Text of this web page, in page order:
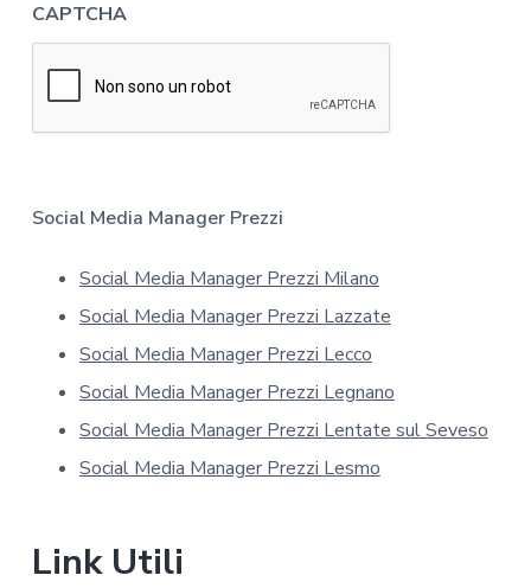
f
o
t
a
c
y
*
CAPTCHA
Social Media Manager Prezzi
Social Media Manager Prezzi Milano
Social Media Manager Prezzi Lazzate
Social Media Manager Prezzi Lecco
Social Media Manager Prezzi Legnano
Social Media Manager Prezzi Lentate sul Seveso
Social Media Manager Prezzi Lesmo
Link Utili